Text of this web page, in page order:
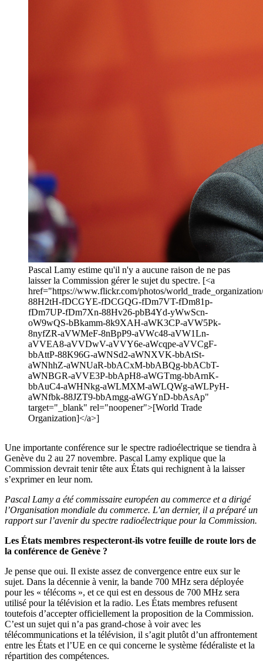
Pascal Lamy estime qu'il n'y a aucune raison de ne pas
laisser la Commission gérer le sujet du spectre. [<a
href="https://www.flickr.com/photos/
88H2tH-fDCGYE-fDCGQG-fDm7VT-fDm81p-
fDm7UP-fDm7Xn-88Hv26-pbB4Yd-yWwScn-
oW9wQS-bBkamm-8k9XAH-aWK3CP-aVW5Pk-
8nyfZR-aVWMeF-8nBpP9-aVWc48-aVW1Ln-
aVVEA8-aVVDwV-aVVY6e-aWcqpe-aVVCgF-
bbAttP-88K96G-aWNSd2-aWNXVK-bbAtSt-
aWNhhZ-aWNUaR-bbACxM-bbABQg-bbACbT-
aWNBGR-aVVE3P-bbApH8-aWGTmg-bbArnK-
bbAuC4-aWHNkg-aWLMXM-aWLQWg-aWLPyH-
aWNfbk-88JZT9-bbAmgg-aWGYnD-bbAsAp"
target="_blank" rel="noopener">[World Trade
Organization]</a>]
Une importante conférence sur le spectre radioélectrique se tiendra à
Genève du 2 au 27 novembre. Pascal Lamy explique que la
Commission devrait tenir tête aux États qui rechignent à la laisser
s’exprimer en leur nom.
Pascal Lamy a été commissaire européen au commerce et a dirigé
l’Organisation mondiale du commerce. L’an dernier, il a préparé un
rapport sur l’avenir du spectre radioélectrique pour la Commission.
Les États membres respecteront-ils votre feuille de route lors de
la conférence de Genève ?
Je pense que oui. Il existe assez de convergence entre eux sur le
sujet. Dans la décennie à venir, la bande 700 MHz sera déployée
pour les « télécoms », et ce qui est en dessous de 700 MHz sera
utilisé pour la télévision et la radio. Les États membres refusent
toutefois d’accepter officiellement la proposition de la Commission.
C’est un sujet qui n’a pas grand-chose à voir avec les
télécommunications et la télévision, il s’agit plutôt d’un affrontement
entre les États et l’UE en ce qui concerne le système fédéraliste et la
répartition des compétences.